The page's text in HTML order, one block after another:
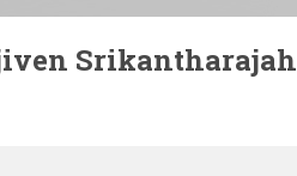
Srikantharajah